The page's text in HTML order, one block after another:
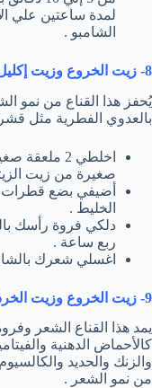
لمدة ساعتين علي
الشامبو .
8- زيت الخروع وزيت إكليل الجبل :
يُحفز هذا القناع من نمو
بالعدوي الفطرية مثل
صغيرة من زيت
أضيفي بضع قطرات
الخليط .
ربع ساعة .
اغسلي شعرك
9- زيت الخروع وزيت الخردل :
يمد هذا القناع الشعر
كالأحماض الدهنية
والزنك والحديد
من نمو الشعر .